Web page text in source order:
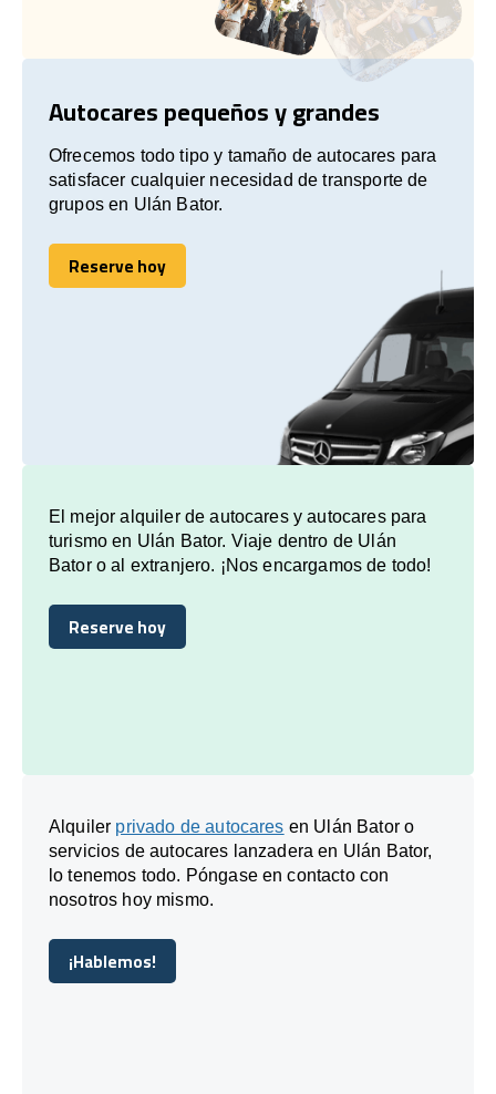
Autocares pequeños y grandes
Ofrecemos todo tipo y tamaño de autocares para
satisfacer cualquier necesidad de transporte de
grupos en Ulán Bator.
Reserve hoy
Reserve hoy
El mejor alquiler de autocares y autocares para
turismo en Ulán Bator. Viaje dentro de Ulán
Bator o al extranjero. ¡Nos encargamos de todo!
Reserve hoy
Reserve hoy
Alquiler privado de autocares en Ulán Bator o
servicios de autocares lanzadera en Ulán Bator,
lo tenemos todo. Póngase en contacto con
nosotros hoy mismo.
¡Hablemos!
¡Hablemos!